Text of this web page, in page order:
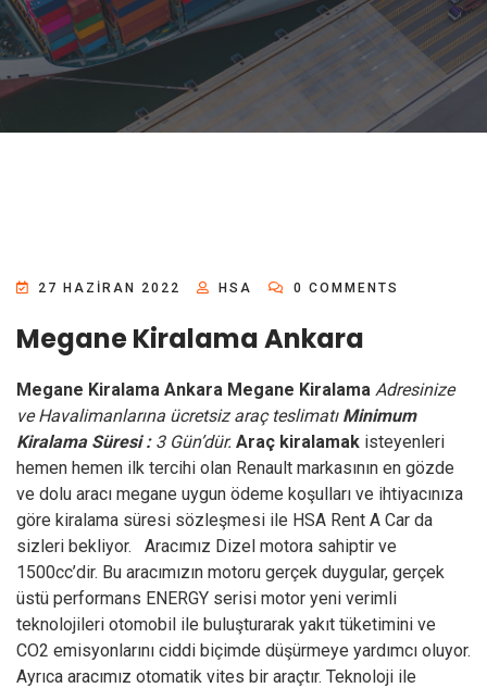
27 HAZIRAN 2022 HSA 0 COMMENTS
Megane Kiralama Ankara
Megane Kiralama Ankara Megane Kiralama Adresinize
ve Havalimanlarına ücretsiz araç teslimatı Minimum
Kiralama Süresi : 3 Gün’dür. Araç kiralamak isteyenleri
hemen hemen ilk tercihi olan Renault markasının en gözde
ve dolu aracı megane uygun ödeme koşulları ve ihtiyacınıza
göre kiralama süresi sözleşmesi ile HSA Rent A Car da
sizleri bekliyor. Aracımız Dizel motora sahiptir ve
1500cc’dir. Bu aracımızın motoru gerçek duygular, gerçek
üstü performans ENERGY serisi motor yeni verimli
teknolojileri otomobil ile buluşturarak yakıt tüketimini ve
CO2 emisyonlarını ciddi biçimde düşürmeye yardımcı oluyor.
Ayrıca aracımız otomatik vites bir araçtır. Teknoloji ile